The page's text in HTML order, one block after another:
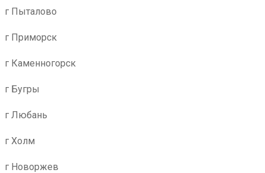
г Пыталово
г Приморск
г Каменногорск
г Бугры
г Любань
г Холм
г Новоржев